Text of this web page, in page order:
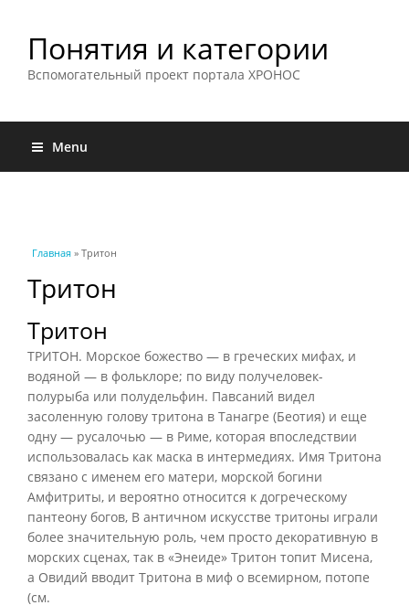
Понятия и категории
Вспомогательный проект портала ХРОНОС
Menu
Вы здесь
Главная » Тритон
Тритон
Тритон
ТРИТОН. Морское божество — в греческих мифах, и
водяной — в фольклоре; по виду получеловек-
полурыба или полудельфин. Павсаний видел
засоленную голову тритона в Танагре (Беотия) и еще
одну — русалочью — в Риме, которая впоследствии
использовалась как маска в интермедиях. Имя Тритона
связано с именем его матери, морской богини
Амфитриты, и вероятно относится к догреческому
пантеону богов, В античном искусстве тритоны играли
более значительную роль, чем просто декоративную в
морских сценах, так в «Энеиде» Тритон топит Мисена,
а Овидий вводит Тритона в миф о всемирном, потопе
(см.